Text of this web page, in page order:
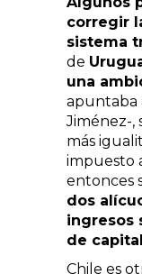
corregir
sistema
de
una
apuntaba
Jiménez-,
más
impuesto
entonces
dos
ingresos
de capital
Chile es